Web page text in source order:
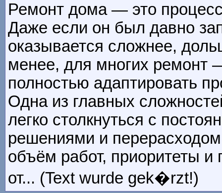
Ремонт дома — это
Даже если он был давно
оказывается сложнее,
менее, для многих ремонт
полностью адаптировать
Одна из главных
легко столкнуться с
решениями и
объём работ, приоритеты и
от... (Text wurde gek�rzt!)